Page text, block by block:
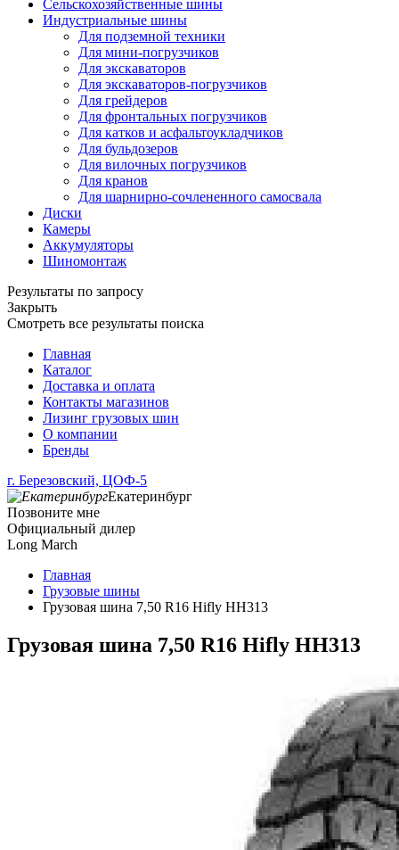
Сельскохозяйственные шины
Индустриальные шины
Для подземной техники
Для мини-погрузчиков
Для экскаваторов
Для экскаваторов-погрузчиков
Для грейдеров
Для фронтальных погрузчиков
Для катков и асфальтоукладчиков
Для бульдозеров
Для вилочных погрузчиков
Для кранов
Для шарнирно-сочлененного самосвала
Диски
Камеры
Аккумуляторы
Шиномонтаж
Результаты по запросу
Закрыть
Смотреть все результаты поиска
Главная
Каталог
Доставка и оплата
Контакты магазинов
Лизинг грузовых шин
О компании
Бренды
г. Березовский, ЦОФ-5
Екатеринбург
Позвоните мне
Официальный дилер
Long March
Главная
Грузовые шины
Грузовая шина 7,50 R16 Hifly HH313
Грузовая шина 7,50 R16 Hifly HH313